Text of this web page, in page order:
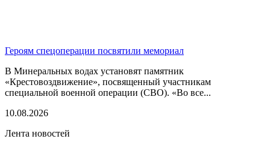
Героям спецоперации посвятили мемориал
В Минеральных водах установят памятник
«Крестовоздвижение», посвященный участникам
специальной военной операции (СВО). «Во все...
10.08.2026
Лента новостей